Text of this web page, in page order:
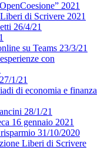
2021
di Scrivere 2021
26/4/21
su Teams 23/3/21
con
1/21
di economia e finanza
28/1/21
16 gennaio 2021
31/10/2020
Liberi di Scrivere